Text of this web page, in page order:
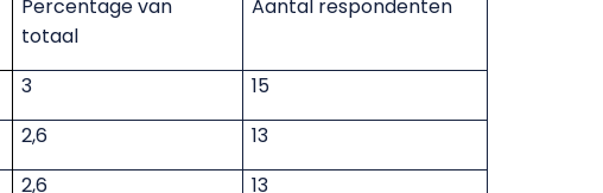
Percentage van
totaal
Aantal respondenten
3
15
2,6
13
2,6
13